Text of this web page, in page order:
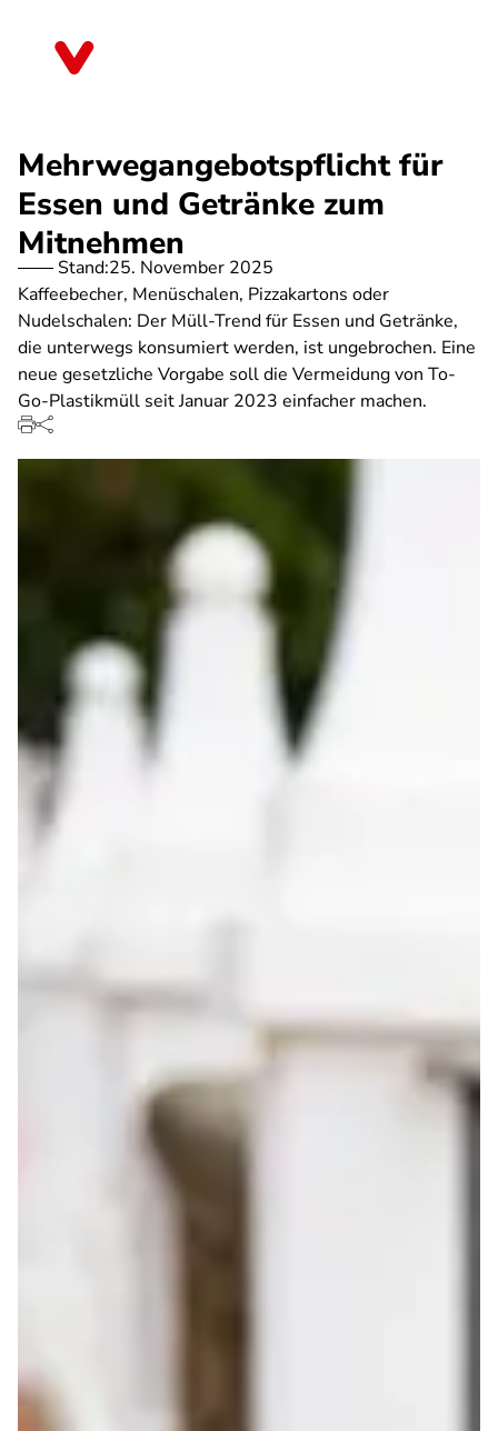
Mehrwegangebotspflicht für
Essen und Getränke zum
Mitnehmen
Stand:25. November 2025
Kaffeebecher, Menüschalen, Pizzakartons oder
Nudelschalen: Der Müll-Trend für Essen und Getränke,
die unterwegs konsumiert werden, ist ungebrochen. Eine
neue gesetzliche Vorgabe soll die Vermeidung von To-
Go-Plastikmüll seit Januar 2023 einfacher machen.